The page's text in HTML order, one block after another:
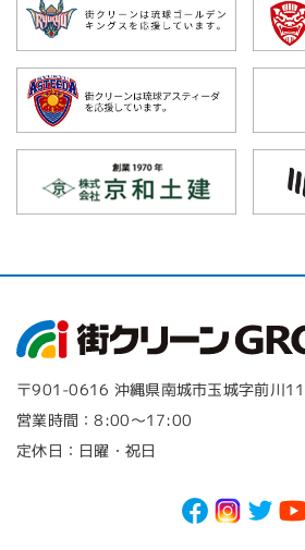
〒901-0616 沖縄県南城市玉城字前川
営業時間：8:00～17:00
定休日：日曜・祝日